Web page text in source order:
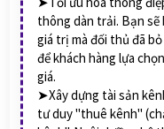
thông dàn trải. Bạn sẽ
giá trị mà đối thủ đã
để khách hàng lựa
giá.
➤Xây dựng tài sản
tư duy "thuê kênh"